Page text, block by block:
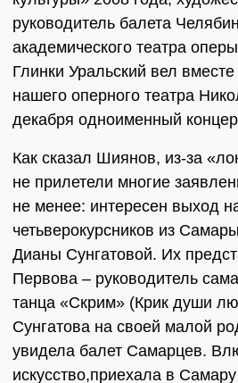
руководитель балета
академического театра
Глинки Уральский вел
нашего оперного театра
декабря одноименный
Как сказал Шиянов, из-за
не прилетели многие
не менее: интересен выход
четьверокурсников из
Дианы Сунгатовой. Их
Первова – руководитель
танца «Скрим» (Крик души
Сунгатова на своей малой
увидела балет Самарцев.
искусство,приехала в